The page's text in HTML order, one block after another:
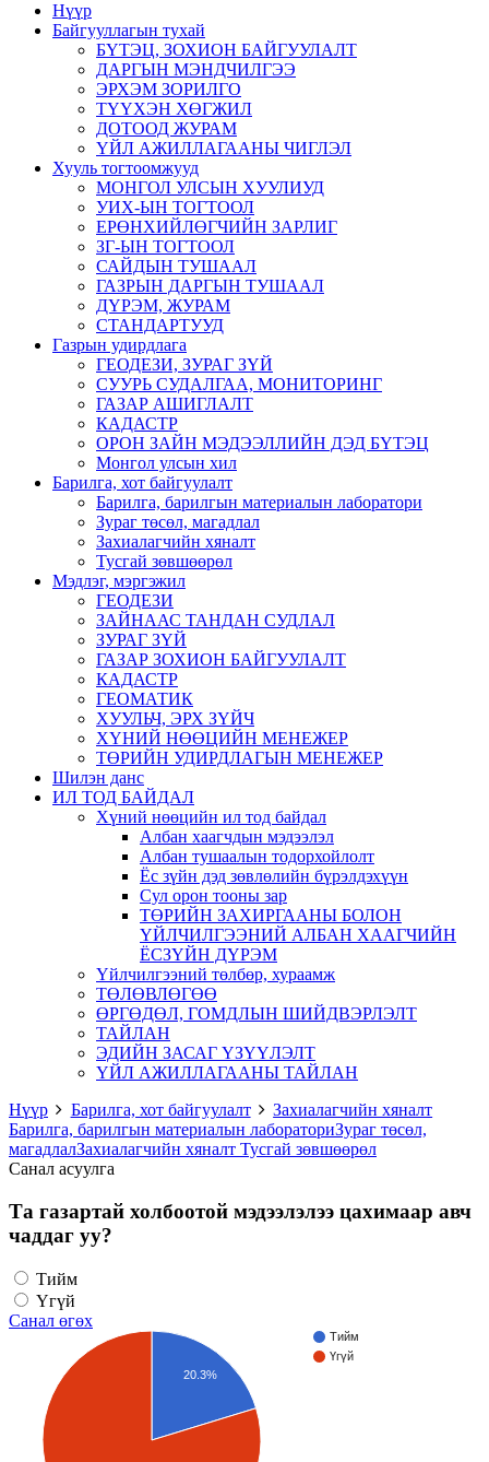
Нүүр
Байгууллагын тухай
БҮТЭЦ, ЗОХИОН БАЙГУУЛАЛТ
ДАРГЫН МЭНДЧИЛГЭЭ
ЭРХЭМ ЗОРИЛГО
ТҮҮХЭН ХӨГЖИЛ
ДОТООД ЖУРАМ
ҮЙЛ АЖИЛЛАГААНЫ ЧИГЛЭЛ
Хууль тогтоомжууд
МОНГОЛ УЛСЫН ХУУЛИУД
УИХ-ЫН ТОГТООЛ
ЕРӨНХИЙЛӨГЧИЙН ЗАРЛИГ
ЗГ-ЫН ТОГТООЛ
САЙДЫН ТУШААЛ
ГАЗРЫН ДАРГЫН ТУШААЛ
ДҮРЭМ, ЖУРАМ
СТАНДАРТУУД
Газрын удирдлага
ГЕОДЕЗИ, ЗУРАГ ЗҮЙ
СУУРЬ СУДАЛГАА, МОНИТОРИНГ
ГАЗАР АШИГЛАЛТ
КАДАСТР
ОРОН ЗАЙН МЭДЭЭЛЛИЙН ДЭД БҮТЭЦ
Монгол улсын хил
Барилга, хот байгуулалт
Барилга, барилгын материалын лаборатори
Зураг төсөл, магадлал
Захиалагчийн хяналт
Тусгай зөвшөөрөл
Мэдлэг, мэргэжил
ГЕОДЕЗИ
ЗАЙНААС ТАНДАН СУДЛАЛ
ЗУРАГ ЗҮЙ
ГАЗАР ЗОХИОН БАЙГУУЛАЛТ
КАДАСТР
ГЕОМАТИК
ХУУЛЬЧ, ЭРХ ЗҮЙЧ
ХҮНИЙ НӨӨЦИЙН МЕНЕЖЕР
ТӨРИЙН УДИРДЛАГЫН МЕНЕЖЕР
Шилэн данс
ИЛ ТОД БАЙДАЛ
Хүний нөөцийн ил тод байдал
Албан хаагчдын мэдээлэл
Албан тушаалын тодорхойлолт
Ёс зүйн дэд зөвлөлийн бүрэлдэхүүн
Сул орон тооны зар
ТӨРИЙН ЗАХИРГААНЫ БОЛОН
ҮЙЛЧИЛГЭЭНИЙ АЛБАН ХААГЧИЙН
ЁСЗҮЙН ДҮРЭМ
Үйлчилгээний төлбөр, хураамж
ТӨЛӨВЛӨГӨӨ
ӨРГӨДӨЛ, ГОМДЛЫН ШИЙДВЭРЛЭЛТ
ТАЙЛАН
ЭДИЙН ЗАСАГ ҮЗҮҮЛЭЛТ
ҮЙЛ АЖИЛЛАГААНЫ ТАЙЛАН
Нүүр
Барилга, хот байгуулалт
Захиалагчийн хяналт
Барилга, барилгын материалын лабораториЗураг төсөл,
магадлалЗахиалагчийн хяналт Тусгай зөвшөөрөл
Санал асуулга
Та газартай холбоотой мэдээлэлээ цахимаар авч
чаддаг уу?
Тийм
Үгүй
Санал өгөх
Тийм
Үгүй
20.3%